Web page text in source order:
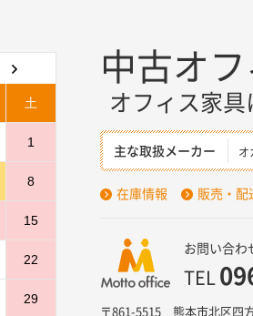
土
1
8
15
22
29
中古オ
オフィス家
主な取扱メーカー オ
在庫情報 販売・配
お問い合わ
TEL
〒861-5515 熊本市北区四